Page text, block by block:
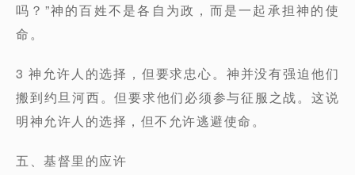
吗？”神的百姓不是各自为政，而是一起承担神的使
命。
3 神允许人的选择，但要求忠心。 神并没有强迫他们
搬到约旦河西。但要求他们必须参与征服之战。 这说
明神允许人的选择，但不允许逃避使命。
五、基督里的应许